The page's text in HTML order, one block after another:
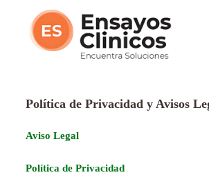
Política de Privacidad y Avisos
Aviso Legal
Política de Privacidad